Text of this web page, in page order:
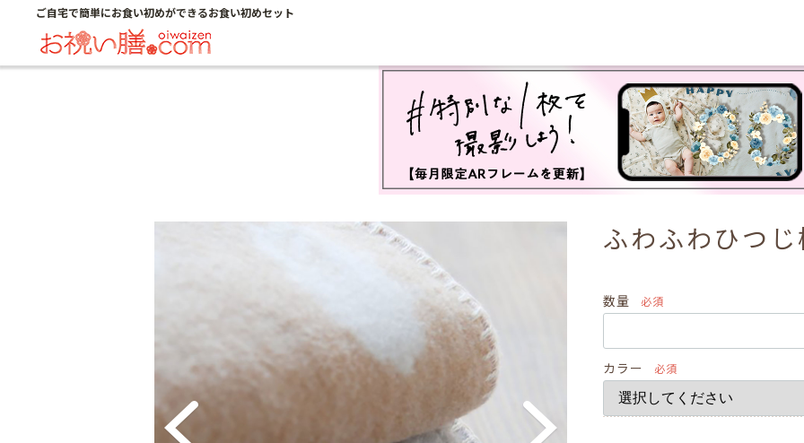
ご自宅で簡単にお食い初めができるお食い初めセット
ふわふわひつ
数量 必須
カラー 必須